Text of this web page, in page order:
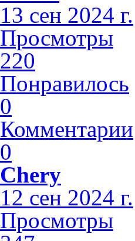
13 сен 2024 г.
Просмотры
220
Понравилось
0
Комментарии
0
Chery
12 сен 2024 г.
Просмотры